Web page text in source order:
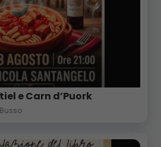
e Carn d’Puork
Busso